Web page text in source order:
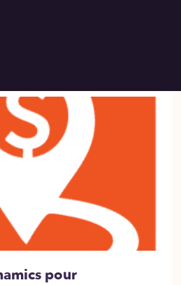
pour